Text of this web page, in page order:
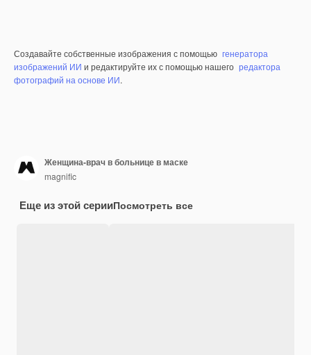
Создавайте собственные изображения с помощью генератора
изображений ИИ и редактируйте их с помощью нашего редактора
фотографий на основе ИИ.
Женщина-врач в больнице в маске
magnific
Еще из этой серииПосмотреть все